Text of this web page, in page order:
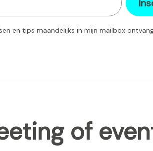
en tips maandelijks in mijn mailbox
of